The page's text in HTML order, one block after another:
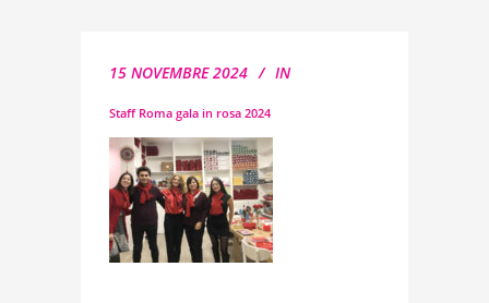
15 NOVEMBRE 2024 IN
Staff Roma gala in rosa 2024